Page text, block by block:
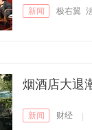
新闻 极右翼
烟酒店大退
新闻 财经